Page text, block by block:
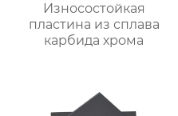
Износостойкая
пластина из сплава
карбида хрома